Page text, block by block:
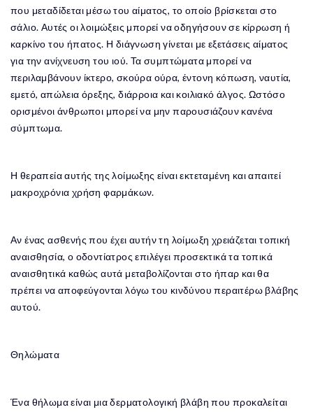
που μεταδίδεται μέσω του αίματος, το οποίο βρίσκεται στο
σάλιο. Αυτές οι λοιμώξεις μπορεί να οδηγήσουν σε κίρρωση ή
καρκίνο του ήπατος. Η διάγνωση γίνεται με εξετάσεις αίματος
για την ανίχνευση του ιού. Τα συμπτώματα μπορεί να
περιλαμβάνουν ίκτερο, σκούρα ούρα, έντονη κόπωση, ναυτία,
εμετό, απώλεια όρεξης, διάρροια και κοιλιακό άλγος. Ωστόσο
ορισμένοι άνθρωποι μπορεί να μην παρουσιάζουν κανένα
σύμπτωμα.
Η θεραπεία αυτής της λοίμωξης είναι εκτεταμένη και απαιτεί
μακροχρόνια χρήση φαρμάκων.
Αν ένας ασθενής που έχει αυτήν τη λοίμωξη χρειάζεται τοπική
αναισθησία, ο οδοντίατρος επιλέγει προσεκτικά τα τοπικά
αναισθητικά καθώς αυτά μεταβολίζονται στο ήπαρ και θα
πρέπει να αποφεύγονται λόγω του κινδύνου περαιτέρω βλάβης
αυτού.
Θηλώματα
Ένα θήλωμα είναι μια δερματολογική βλάβη που προκαλείται